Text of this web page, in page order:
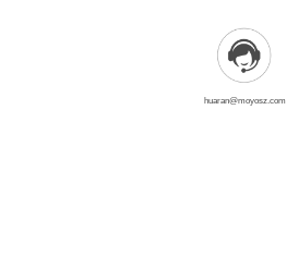
huaran@moyosz.com